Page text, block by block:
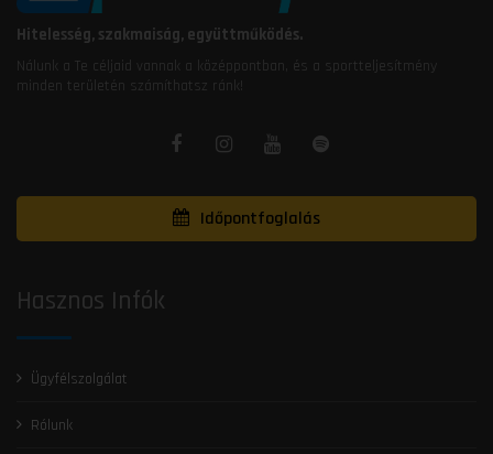
Hitelesség, szakmaiság, együttműködés.
Nálunk a Te céljaid vannak a középpontban, és a sportteljesítmény
minden területén számíthatsz ránk!
Időpontfoglalás
Hasznos Infók
Ügyfélszolgálat
Rólunk